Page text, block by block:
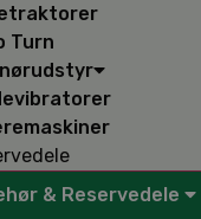
Turn
& Reservedele